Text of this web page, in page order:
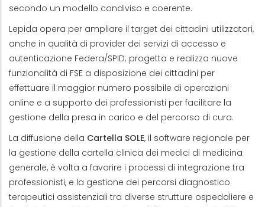
secondo un modello condiviso e coerente.
Lepida opera per ampliare il target dei cittadini utilizzatori,
anche in qualità di provider dei servizi di accesso e
autenticazione Federa/SPID; progetta e realizza nuove
funzionalità di FSE a disposizione dei cittadini per
effettuare il maggior numero possibile di operazioni
online e a supporto dei professionisti per facilitare la
gestione della presa in carico e del percorso di cura.
La diffusione della Cartella SOLE, il software regionale per
la gestione della cartella clinica dei medici di medicina
generale, è volta a favorire i processi di integrazione tra
professionisti, e la gestione dei percorsi diagnostico
terapeutici assistenziali tra diverse strutture ospedaliere e